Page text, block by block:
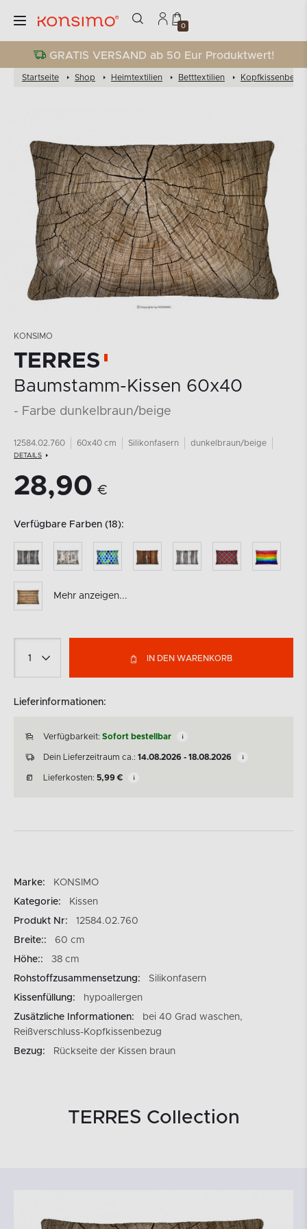
0
GRATIS VERSAND ab 50 Eur Produktwert!
Startseite Shop Heimtextilien Betttextilien
KONSIMO
TERRES
Baumstamm-Kissen 60x40
- Farbe dunkelbraun/beige
12584.02.760 60x40 cm Silikonfasern dunkelbraun/beige
DETAILS
28,90 €
Verfügbare Farben (18):
Mehr anzeigen...
IN DEN WARENKORB
Lieferinformationen:
Verfügbarkeit: Sofort bestellbar
Dein Lieferzeitraum ca.: 14.08.2026 - 18.08.2026
Lieferkosten: 5,99 €
Marke:
KONSIMO
Kategorie:
Kissen
Produkt Nr:
12584.02.760
Breite::
60 cm
Höhe::
38 cm
Rohstoffzusammensetzung:
Silikonfasern
Kissenfüllung:
hypoallergen
Zusätzliche Informationen:
bei 40 Grad waschen,
Reißverschluss-Kopfkissenbezug
Bezug:
Rückseite der Kissen braun
TERRES Collection